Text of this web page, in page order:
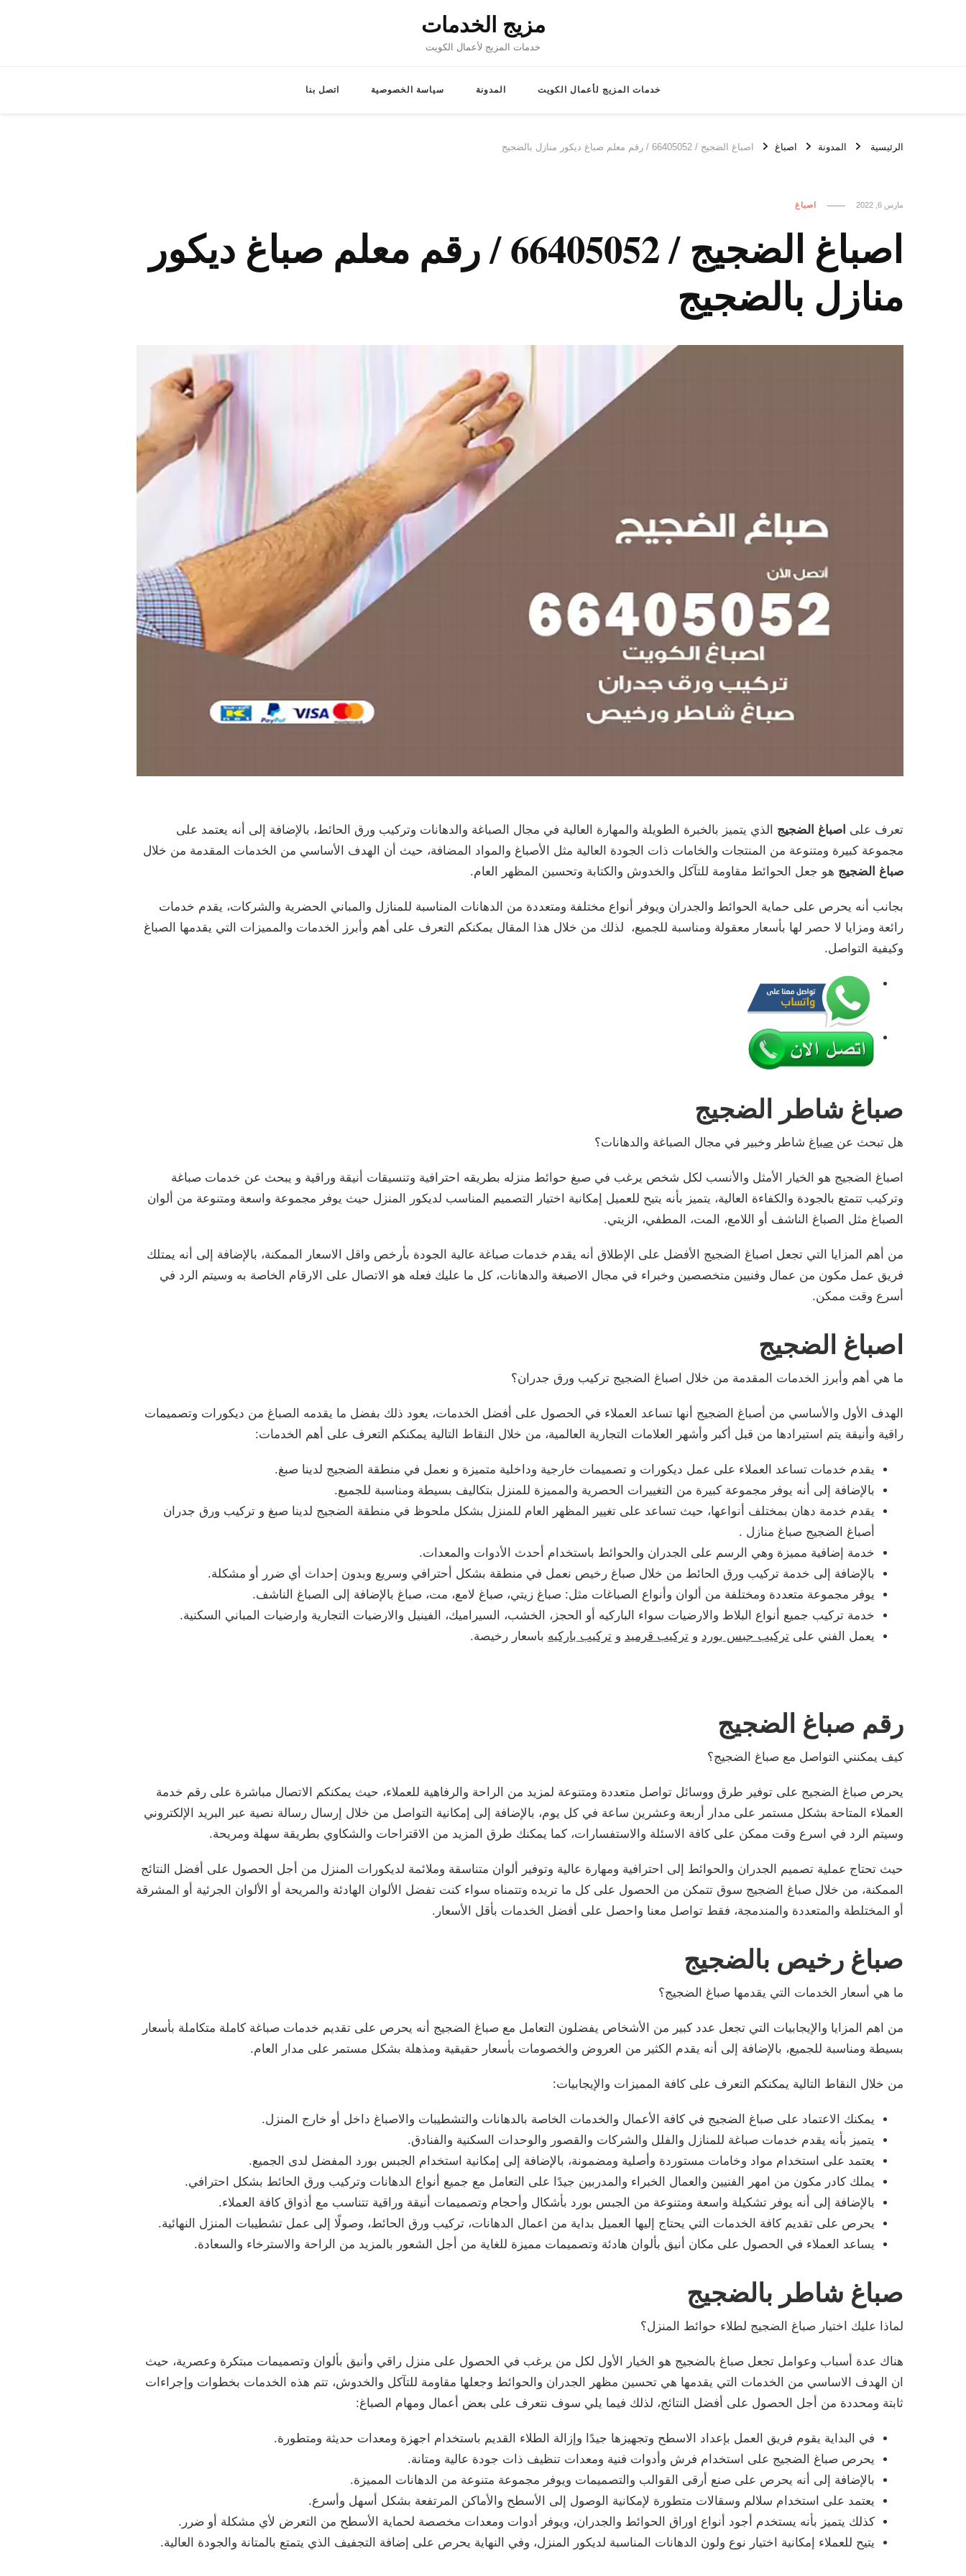
مزيج الخدمات
خدمات المزيج لأعمال الكويت
خدمات المزيج لأعمال الكويت المدونة سياسة الخصوصية اتصل بنا
الرئيسية المدونة اصباغ اصباغ الضجيج / 66405052 / رقم معلم صباغ ديكور منازل بالضجيج
مارس 6, 2022 اصباغ
اصباغ الضجيج / 66405052 / رقم معلم صباغ ديكور
منازل بالضجيج
تعرف على اصباغ الضجيج الذي يتميز بالخبرة الطويلة والمهارة العالية في مجال الصباغة والدهانات وتركيب ورق الحائط، بالإضافة إلى أنه يعتمد على
مجموعة كبيرة ومتنوعة من المنتجات والخامات ذات الجودة العالية مثل الأصباغ والمواد المضافة، حيث أن الهدف الأساسي من الخدمات المقدمة من خلال
صباغ الضجيج هو جعل الحوائط مقاومة للتآكل والخدوش والكتابة وتحسين المظهر العام.
بجانب أنه يحرص على حماية الحوائط والجدران ويوفر أنواع مختلفة ومتعددة من الدهانات المناسبة للمنازل والمباني الحضرية والشركات، يقدم خدمات
رائعة ومزايا لا حصر لها بأسعار معقولة ومناسبة للجميع، لذلك من خلال هذا المقال يمكنكم التعرف على أهم وأبرز الخدمات والمميزات التي يقدمها الصباغ
وكيفية التواصل.
صباغ شاطر الضجيج
هل تبحث عن صباغ شاطر وخبير في مجال الصباغة والدهانات؟
اصباغ الضجيج هو الخيار الأمثل والأنسب لكل شخص يرغب في صبغ حوائط منزله بطريقه احترافية وتنسيقات أنيقة وراقية و يبحث عن خدمات صباغة
وتركيب تتمتع بالجودة والكفاءة العالية، يتميز بأنه يتيح للعميل إمكانية اختيار التصميم المناسب لديكور المنزل حيث يوفر مجموعة واسعة ومتنوعة من ألوان
الصباغ مثل الصباغ الناشف أو اللامع، المت، المطفي، الزيتي.
من أهم المزايا التي تجعل اصباغ الضجيج الأفضل على الإطلاق أنه يقدم خدمات صباغة عالية الجودة بأرخص واقل الاسعار الممكنة، بالإضافة إلى أنه يمتلك
فريق عمل مكون من عمال وفنيين متخصصين وخبراء في مجال الاصبغة والدهانات، كل ما عليك فعله هو الاتصال على الارقام الخاصة به وسيتم الرد في
أسرع وقت ممكن.
اصباغ الضجيج
ما هي أهم وأبرز الخدمات المقدمة من خلال اصباغ الضجيج تركيب ورق جدران؟
الهدف الأول والأساسي من أصباغ الضجيج أنها تساعد العملاء في الحصول على أفضل الخدمات، يعود ذلك بفضل ما يقدمه الصباغ من ديكورات وتصميمات
راقية وأنيقة يتم استيرادها من قبل أكبر وأشهر العلامات التجارية العالمية، من خلال النقاط التالية يمكنكم التعرف على أهم الخدمات:
يقدم خدمات تساعد العملاء على عمل ديكورات و تصميمات خارجية وداخلية متميزة و نعمل في منطقة الضجيج لدينا صبغ.
بالإضافة إلى أنه يوفر مجموعة كبيرة من التغييرات الحصرية والمميزة للمنزل بتكاليف بسيطة ومناسبة للجميع.
يقدم خدمة دهان بمختلف أنواعها، حيث تساعد على تغيير المظهر العام للمنزل بشكل ملحوظ في منطقة الضجيج لدينا صبغ و تركيب ورق جدران
أصباغ الضجيج صباغ منازل .
خدمة إضافية مميزة وهي الرسم على الجدران والحوائط باستخدام أحدث الأدوات والمعدات.
بالإضافة إلى خدمة تركيب ورق الحائط من خلال صباغ رخيص نعمل في منطقة بشكل أحترافي وسريع وبدون إحداث أي ضرر أو مشكلة.
يوفر مجموعة متعددة ومختلفة من ألوان وأنواع الصباغات مثل: صباغ زيتي، صباغ لامع، مت، صباغ بالإضافة إلى الصباغ الناشف.
خدمة تركيب جميع أنواع البلاط والارضيات سواء الباركيه أو الحجز، الخشب، السيراميك، الفينيل والارضيات التجارية وارضيات المباني السكنية.
يعمل الفني على تركيب جبس بورد و تركيب قرميد و تركيب باركيه باسعار رخيصة.
رقم صباغ الضجيج
كيف يمكنني التواصل مع صباغ الضجيج؟
يحرص صباغ الضجيج على توفير طرق ووسائل تواصل متعددة ومتنوعة لمزيد من الراحة والرفاهية للعملاء، حيث يمكنكم الاتصال مباشرة على رقم خدمة
العملاء المتاحة بشكل مستمر على مدار أربعة وعشرين ساعة في كل يوم، بالإضافة إلى إمكانية التواصل من خلال إرسال رسالة نصية عبر البريد الإلكتروني
وسيتم الرد في اسرع وقت ممكن على كافة الاسئلة والاستفسارات، كما يمكنك طرق المزيد من الاقتراحات والشكاوي بطريقة سهلة ومريحة.
حيث تحتاج عملية تصميم الجدران والحوائط إلى احترافية ومهارة عالية وتوفير ألوان متناسقة وملائمة لديكورات المنزل من أجل الحصول على أفضل النتائج
الممكنة، من خلال صباغ الضجيج سوق تتمكن من الحصول على كل ما تريده وتتمناه سواء كنت تفضل الألوان الهادئة والمريحة أو الألوان الجرئية أو المشرقة
أو المختلطة والمتعددة والمندمجة، فقط تواصل معنا واحصل على أفضل الخدمات بأقل الأسعار.
صباغ رخيص بالضجيج
ما هي أسعار الخدمات التي يقدمها صباغ الضجيج؟
من اهم المزايا والإيجابيات التي تجعل عدد كبير من الأشخاص يفضلون التعامل مع صباغ الضجيج أنه يحرص على تقديم خدمات صباغة كاملة متكاملة بأسعار
بسيطة ومناسبة للجميع، بالإضافة إلى أنه يقدم الكثير من العروض والخصومات بأسعار حقيقية ومذهلة بشكل مستمر على مدار العام.
من خلال النقاط التالية يمكنكم التعرف على كافة المميزات والإيجابيات:
يمكنك الاعتماد على صباغ الضجيج في كافة الأعمال والخدمات الخاصة بالدهانات والتشطيبات والاصباغ داخل أو خارج المنزل.
يتميز بأنه يقدم خدمات صباغة للمنازل والفلل والشركات والقصور والوحدات السكنية والفنادق.
يعتمد على استخدام مواد وخامات مستوردة وأصلية ومضمونة، بالإضافة إلى إمكانية استخدام الجبس بورد المفضل لدى الجميع.
يملك كادر مكون من امهر الفنيين والعمال الخبراء والمدربين جيدًا على التعامل مع جميع أنواع الدهانات وتركيب ورق الحائط بشكل احترافي.
بالإضافة إلى أنه يوفر تشكيلة واسعة ومتنوعة من الجبس بورد بأشكال وأحجام وتصميمات أنيقة وراقية تتناسب مع أذواق كافة العملاء.
يحرص على تقديم كافة الخدمات التي يحتاج إليها العميل بداية من اعمال الدهانات، تركيب ورق الحائط، وصولًا إلى عمل تشطيبات المنزل النهائية.
يساعد العملاء في الحصول على مكان أنيق بألوان هادئة وتصميمات مميزة للغاية من أجل الشعور بالمزيد من الراحة والاسترخاء والسعادة.
صباغ شاطر بالضجيج
لماذا عليك اختيار صباغ الضجيج لطلاء حوائط المنزل؟
هناك عدة أسباب وعوامل تجعل صباغ بالضجيج هو الخيار الأول لكل من يرغب في الحصول على منزل راقي وأنيق بألوان وتصميمات مبتكرة وعصرية، حيث
ان الهدف الاساسي من الخدمات التي يقدمها هي تحسين مظهر الجدران والحوائط وجعلها مقاومة للتآكل والخدوش، تتم هذه الخدمات بخطوات وإجراءات
ثابتة ومحددة من أجل الحصول على أفضل النتائج، لذلك فيما يلي سوف نتعرف على بعض أعمال ومهام الصباغ:
في البداية يقوم فريق العمل بإعداد الاسطح وتجهيزها جيدًا وإزالة الطلاء القديم باستخدام اجهزة ومعدات حديثة ومتطورة.
يحرص صباغ الضجيج على استخدام فرش وأدوات فنية ومعدات تنظيف ذات جودة عالية ومتانة.
بالإضافة إلى أنه يحرص على صنع أرقى القوالب والتصميمات ويوفر مجموعة متنوعة من الدهانات المميزة.
يعتمد على استخدام سلالم وسقالات متطورة لإمكانية الوصول إلى الأسطح والأماكن المرتفعة بشكل أسهل وأسرع.
كذلك يتميز بأنه يستخدم أجود أنواع اوراق الحوائط والجدران، ويوفر أدوات ومعدات مخصصة لحماية الأسطح من التعرض لأي مشكلة أو ضرر.
يتيح للعملاء إمكانية اختيار نوع ولون الدهانات المناسبة لديكور المنزل، وفي النهاية يحرص على إضافة التجفيف الذي يتمتع بالمتانة والجودة العالية.